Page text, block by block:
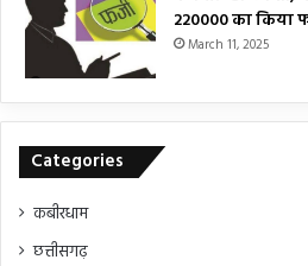
₹220000 का किया
March 11, 2025
Categories
कबीरधाम
छत्तीसगढ़